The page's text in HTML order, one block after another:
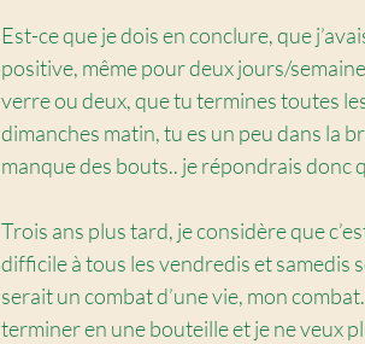
Est-ce que je dois en conclure, que
positive, même pour deux jours/
verre ou deux, que tu termines toutes
dimanches matin, tu es un peu dans la
manque des bouts.. je répondrais donc
Trois ans plus tard, je considère que
difficile à tous les vendredis et samedis
serait un combat d’une vie, mon
terminer en une bouteille et je ne veux